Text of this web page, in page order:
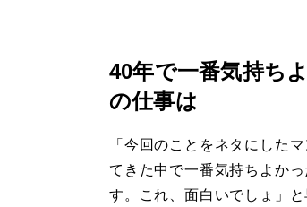
40年で一番気持ち
の仕事は
「今回のことをネタにした
てきた中で一番気持ちよか
す。これ、面白いでしょ」